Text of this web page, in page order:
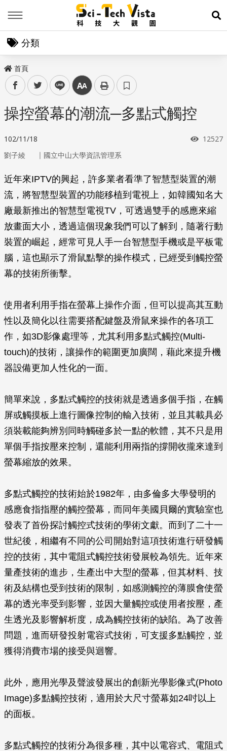
展
分類
首頁
facebooktwitter line 中
操控螢幕的潮流─多點式觸控
102/11/18 瀏覽次
12527
劉子綾 ｜ 國立中山大學資訊管理系
近年來IPTV的興起，許多業者看準了智慧型裝置的潮
流，將智慧型裝置的功能移植到電視上，如韓國知名大
廠最新推出的智慧型電視TV，可透過雙手的感應來縮
放畫面大小，透過這個現象我們可以了解到，隨著行動
裝置的崛起，經常可見人手一台智慧型手機或是平板電
腦，這也顯示了滑鼠點擊的操作模式，已經受到觸控螢
幕的技術所衝擊。
使用者利用手指在螢幕上操作介面，但可以提高其互動
性以及簡化以往需要搭配鍵盤及滑鼠來操作的各項工
作，如3D影像處理等，尤其利用多點式觸控(Multi-
touch)的技術，讓操作的範圍更加廣闊，藉此來提升機
器設備更加人性化的一面。
簡單來說，多點式觸控的技術就是透過多個手指，在觸
屏或觸摸板上進行圖像控制的輸入技術，並且其載具必
須裝載能夠辨別同時觸碰多於一點的軟體，其不只是用
單個手指按壓來控制，還能利用兩指的撐開收攏來達到
螢幕縮放的效果。
多點式觸控的技術始於1982年，由多倫多大學發明的
感應食指指壓的觸控螢幕，而同年美國貝爾的實驗室也
發表了首份探討觸控式技術的學術文獻。而到了二十一
世紀後，相繼有不同的公司開始對這項技術進行研發觸
控的技術，其中電阻式觸控技術發展較為領先。近年來
量產技術的進步，生產出中大型的螢幕，但其材料、技
術及結構也受到技術的限制，如感測觸控的薄膜會使螢
幕的透光率受到影響，並因大量觸控或使用者按壓，產
生透光及影響解析度，成為觸控技術的缺陷。為了改善
問題，進而研發投射電容式技術，可支援多點觸控，並
獲得消費市場的接受與迴響。
此外，應用光學及聲波發展出的創新光學影像式(Photo
Image)多點觸控技術，適用於大尺寸螢幕如24吋以上
的面板。
多點式觸控的技術分為很多種，其中以電容式、電阻式